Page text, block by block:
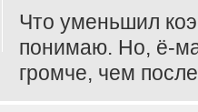
Что уменьшил
понимаю. Но, ё-
громче, чем